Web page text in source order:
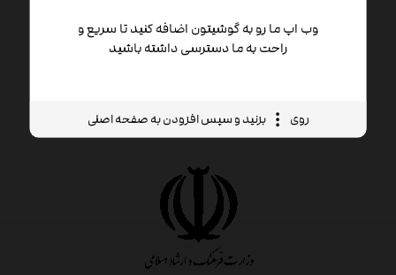
وب اپ ما رو به گوشیتون اضافه کنید تا سریع و
راحت به ما دسترسی داشته باشید
روی بزنید و سپس افزودن به صفحه اصلی